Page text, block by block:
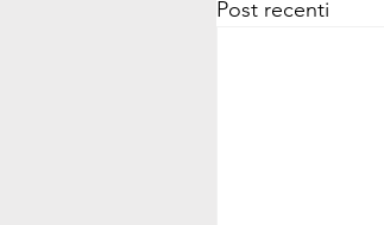
Post recenti